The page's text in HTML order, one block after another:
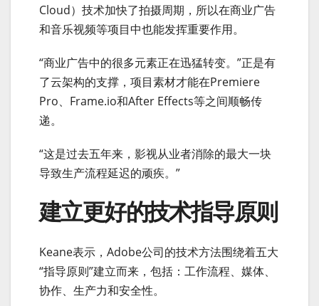
Cloud）技术加快了拍摄周期，所以在商业广告
和音乐视频等项目中也能发挥重要作用。
“商业广告中的很多元素正在迅猛转变。”正是有
了云架构的支撑，项目素材才能在Premiere
Pro、Frame.io和After Effects等之间顺畅传
递。
“这是过去五年来，影视从业者消除的最大一块
导致生产流程延迟的顽疾。”
建立更好的技术指导原则
Keane表示，Adobe公司的技术方法围绕着五大
“指导原则”建立而来，包括：工作流程、媒体、
协作、生产力和安全性。